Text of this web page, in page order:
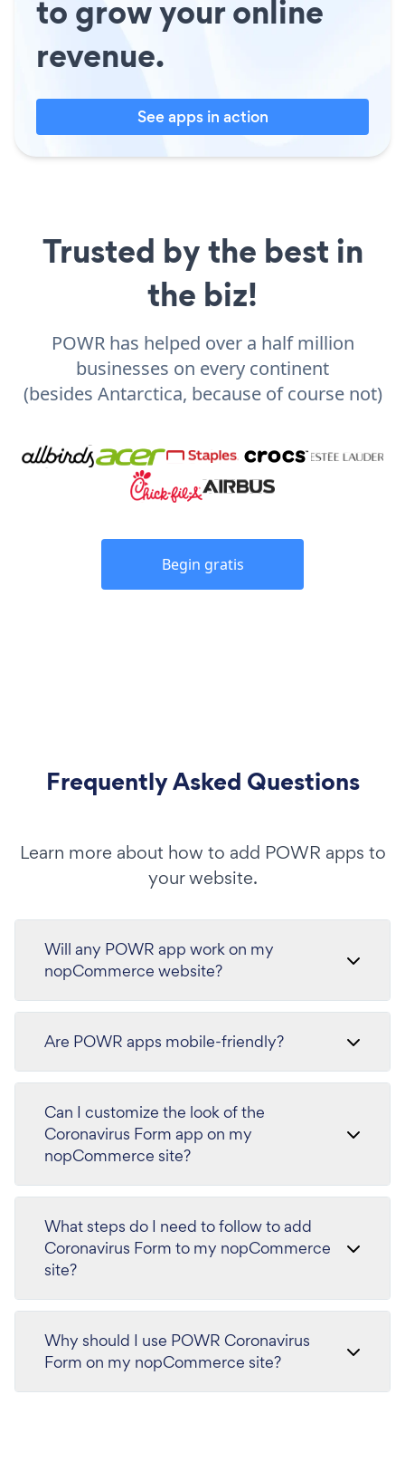
to grow your online
revenue.
See apps in action
Trusted by the best in
the biz!
POWR has helped over a half million
businesses on every continent
(besides Antarctica, because of course not)
Begin gratis
Frequently Asked Questions
Learn more about how to add POWR apps to
your website.
Will any POWR app work on my
nopCommerce website?
Are POWR apps mobile-friendly?
Can I customize the look of the
Coronavirus Form app on my
nopCommerce site?
What steps do I need to follow to add
Coronavirus Form to my nopCommerce
site?
Why should I use POWR Coronavirus
Form on my nopCommerce site?